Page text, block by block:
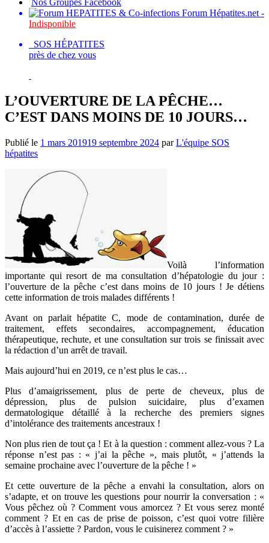
Nos Groupes Facebook
Forum Hépatites.net -
Indisponible
SOS HÉPATITES
près de chez vous
L’OUVERTURE DE LA PÊCHE…
C’EST DANS MOINS DE 10 JOURS…
Publié le 1 mars 201919 septembre 2024 parL'équipe SOS
hépatites
Voilà l’information
importante qui resort de ma consultation d’hépatologie du jour :
l’ouverture de la pêche c’est dans moins de 10 jours ! Je détiens
cette information de trois malades différents !
Avant on parlait hépatite C, mode de contamination, durée de
traitement, effets secondaires, accompagnement, éducation
thérapeutique, rechute, et une consultation sur trois se finissait avec
la rédaction d’un arrêt de travail.
Mais aujourd’hui en 2019, ce n’est plus le cas…
Plus d’amaigrissement, plus de perte de cheveux, plus de
dépression, plus de pulsion suicidaire, plus d’examen
dermatologique détaillé à la recherche des premiers signes
d’intolérance des traitements ancestraux !
Non plus rien de tout ça ! Et à la question : comment allez-vous ? La
réponse n’est pas : « j’ai la pêche », mais plutôt, « j’attends la
semaine prochaine avec l’ouverture de la pêche ! »
Et cette ouverture de la pêche a envahi la consultation, alors on
s’adapte, et on trouve les questions pour nourrir la conversation : «
Vous pêchez où ? Comment vous amorcez ? Et vous serez monté
comment ? Et en cas de prise de poisson, c’est quoi votre filière
d’accès à l’assiette ? Pardon, vous le cuisinerez comment ? »